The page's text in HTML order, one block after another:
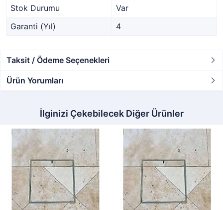
Stok Durumu
Var
Garanti (Yıl)
4
Taksit / Ödeme Seçenekleri
Ürün Yorumları
İlginizi Çekebilecek Diğer Ürünler